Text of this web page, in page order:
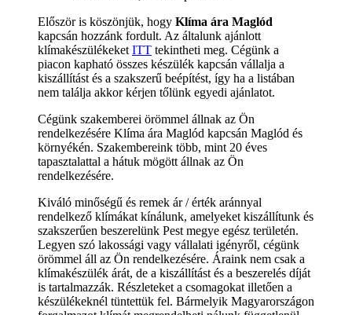
Először is köszönjük, hogy Klíma ára Maglód
kapcsán hozzánk fordult. Az általunk ajánlott
klímakészülékeket ITT tekintheti meg. Cégünk a
piacon kapható összes készülék kapcsán vállalja a
kiszállítást és a szakszerű beépítést, így ha a listában
nem találja akkor kérjen tőlünk egyedi ajánlatot.
Cégünk szakemberei örömmel állnak az Ön
rendelkezésére Klíma ára Maglód kapcsán Maglód és
környékén. Szakembereink több, mint 20 éves
tapasztalattal a hátuk mögött állnak az Ön
rendelkezésére.
Kiváló minőségű és remek ár / érték aránnyal
rendelkező klímákat kínálunk, amelyeket kiszállítunk és
szakszerűen beszerelünk Pest megye egész területén.
Legyen szó lakossági vagy vállalati igényről, cégünk
örömmel áll az Ön rendelkezésére. Áraink nem csak a
klímakészülék árát, de a kiszállítást és a beszerelés díját
is tartalmazzák. Részleteket a csomagokat illetően a
készülékeknél tüntettük fel. Bármelyik Magyarországon